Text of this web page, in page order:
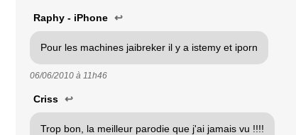
Raphy - iPhone ↩
Pour les machines jaibreker il y a istemy et iporn
06/06/2010 à 11h46
Criss ↩
Trop bon, la meilleur parodie que j'ai jamais vu !!!!